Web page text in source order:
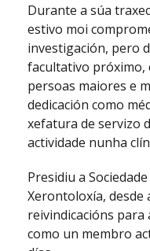
Durante a súa
estivo moi
investigación, pero
facultativo próximo,
persoas maiores e
dedicación como
xefatura de servizo
actividade nunha
Presidiu a
Xerontoloxía, desde
reivindicacións para
como un membro